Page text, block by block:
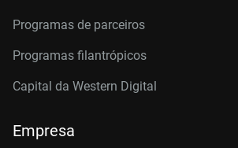
Programas de parceiros
Programas filantrópicos
Capital da Western Digital
Empresa